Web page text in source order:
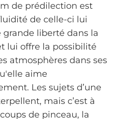
de prédilection est
de celle-ci lui
grande liberté dans la
lui offre la possibilité
atmosphères dans ses
aime
Les sujets d’une
mais c’est à
de pinceau, la